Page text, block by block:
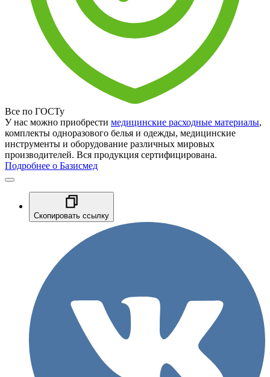
Все по ГОСТу
У нас можно приобрести медицинские расходные материалы,
комплекты одноразового белья и одежды, медицинские
инструменты и оборудование различных мировых
производителей. Вся продукция сертифицирована.
Подробнее о Базисмед
Скопировать ссылку